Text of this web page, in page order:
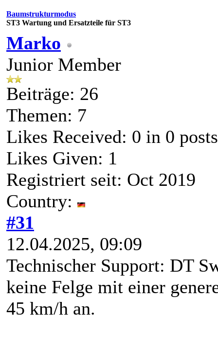
Baumstrukturmodus
ST3 Wartung und Ersatzteile für ST3
Marko
Junior Member
Beiträge: 26
Themen: 7
Likes Received: 0 in 0 posts
Likes Given: 1
Registriert seit: Oct 2019
Country:
#31
12.04.2025, 09:09
Technischer Support: DT
keine Felge mit einer
45 km/h an.